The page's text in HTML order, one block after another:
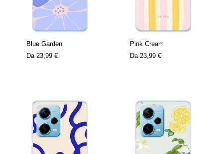
Blue Garden
Da 23,99 €
Pink Cream
Da 23,99 €